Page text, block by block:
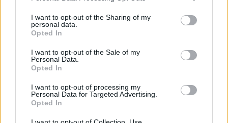
not limited to your visit or usage behaviour. You may click to
grant or deny consent to Google and its third-party tags to
use your data for below specified purposes in below Google
consent section.
I want to opt-out of the Sharing of my
personal data.
Opted In
I want to opt-out of the Sale of my
Personal Data.
Opted In
I want to opt-out of processing my
Personal Data for Targeted Advertising.
Opted In
Več iz kraja Ravne na Koroškem
Cesta med Ravnami na
Koroškem in Dravogradom je
predčasno odprta za promet
Freestyle navdušuje s poletno